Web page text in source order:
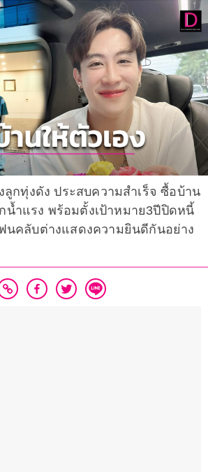
ลูกทุ่งดัง ประสบความสำเร็จ ซื้อบ้าน
น้ำแรง พร้อมตั้งเป้าหมาย3ปีปิดหนี้
นคลับต่างแสดงความยินดีกันอย่าง